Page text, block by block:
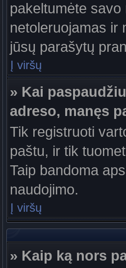
pakeltumėte
netoleruojamas ir
jūsų parašytų
Į viršų
» Kai
adreso, manęs
Tik registruoti
paštu, ir tik
Taip bandoma
naudojimo.
Į viršų
» Kaip ką nors